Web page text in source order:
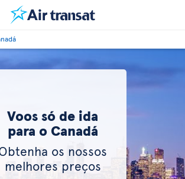
Voos só de ida
para o Canadá
os nossos
melhores preços